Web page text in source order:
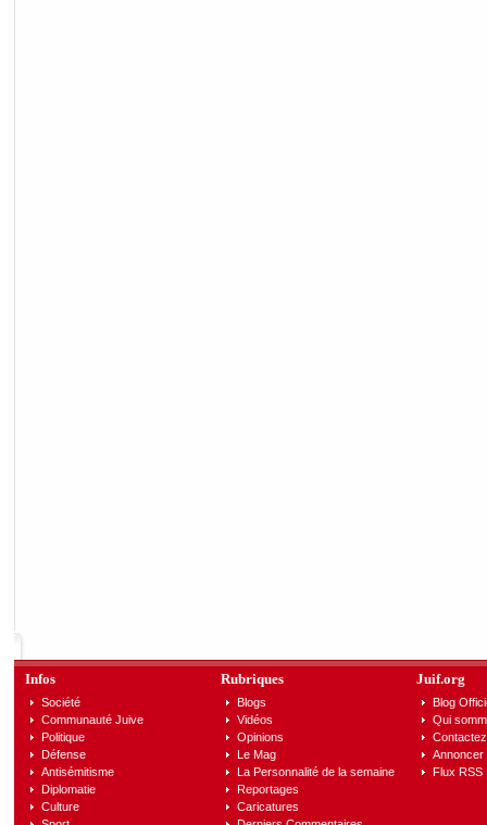
Infos
Société
Communauté Juive
Politique
Défense
Antisémitisme
Diplomatie
Culture
Rubriques
Blogs
Vidéos
Opinions
Le Mag
La Personnalité de la semaine
Reportages
Caricatures
Juif.org
Blog
Qui
Annoncer
Flux RSS